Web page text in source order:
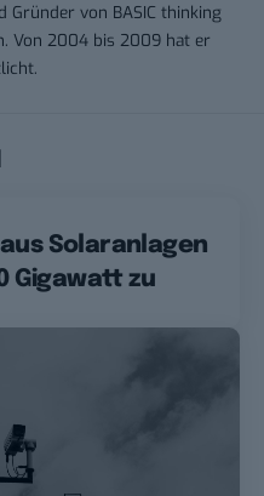
Gründer von BASIC thinking
Von 2004 bis 2009 hat er
Solaranlagen
Gigawatt zu